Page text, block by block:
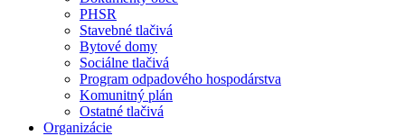
PHSR
Stavebné tlačivá
Bytové domy
Sociálne tlačivá
Program odpadového hospodárstva
Komunitný plán
Ostatné tlačivá
Organizácie